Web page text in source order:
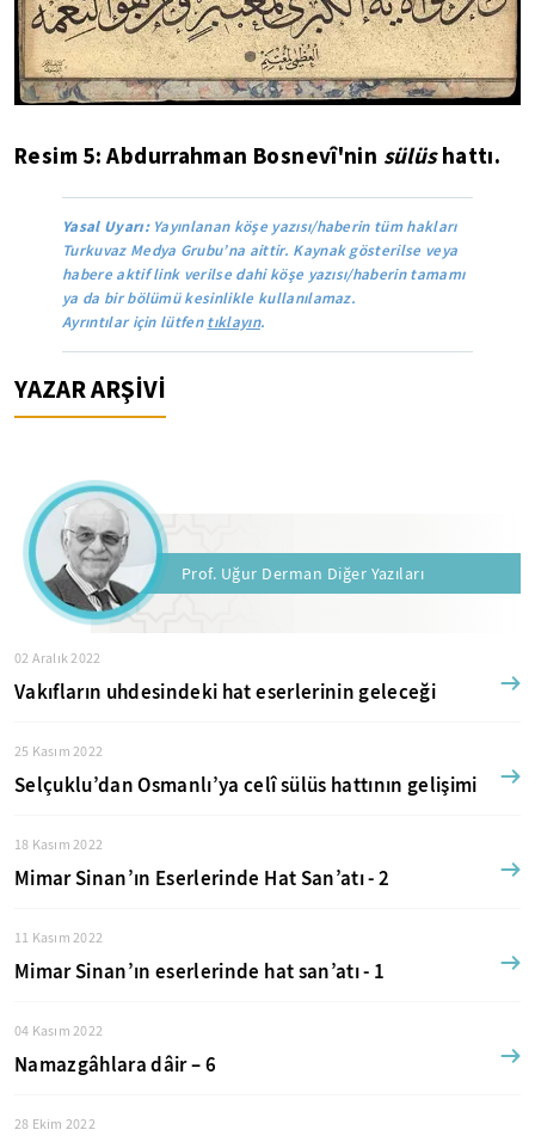
Resim 5: Abdurrahman Bosnevî'nin sülüshattı.
Yasal Uyarı: Yayınlanan köşe yazısı/haberin tüm hakları
Turkuvaz Medya Grubu’na aittir. Kaynak gösterilse veya
habere aktif link verilse dahi köşe yazısı/haberin tamamı
ya da bir bölümü kesinlikle kullanılamaz.
Ayrıntılar için lütfentıklayın.
YAZAR ARŞİVİ
Prof. Uğur Derman Diğer Yazıları
02 Aralık 2022
Vakıfların uhdesindeki hat eserlerinin geleceği
25 Kasım 2022
Selçuklu’dan Osmanlı’ya celî sülüs hattının gelişimi
18 Kasım 2022
Mimar Sinan’ın Eserlerinde Hat San’atı - 2
11 Kasım 2022
Mimar Sinan’ın eserlerinde hat san’atı - 1
04 Kasım 2022
Namazgâhlara dâir – 6
28 Ekim 2022